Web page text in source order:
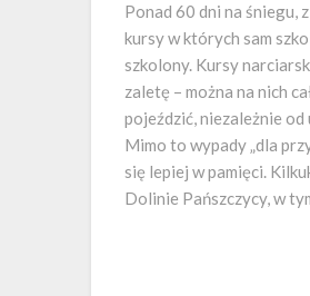
Ponad 60 dni na śniegu,
kursy w których sam
szkolony. Kursy
zaletę – można na nich
pojeździć, niezależnie
Mimo to wypady „dla
się lepiej w pamięci.
Dolinie Pańszczycy, w